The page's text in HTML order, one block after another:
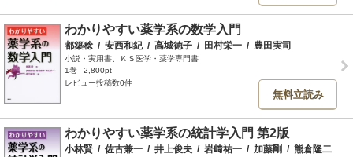
わかりやすい薬学系の数学入門
都築稔 / 安西和紀 / 高城徳子 / 田村栄一 / 豊田実司
小説・実用書、ＫＳ医学・薬学専門書
1巻
2,800pt
レビュー投稿数0件
無料立読み
わかりやすい薬学系の統計学入門 第2版
小林賢 / 佐古兼一 / 井上俊夫 / 岩﨑祐一 / 加藤剛 / 熊倉隆二